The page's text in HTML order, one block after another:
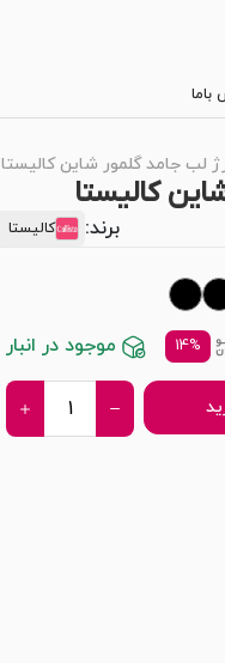
باما
لب جامد گلمور شاین کالیستا
کالیستا
برند: کالیستا
14% موجود در انبار